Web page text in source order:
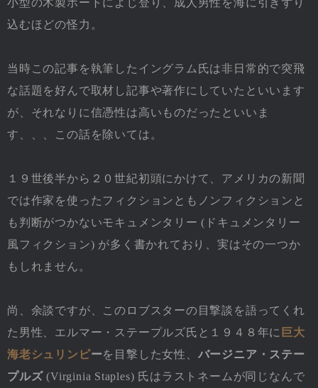
小型の木製ボートによじ登り、成人男性を海に引きずり
込むほどの怪力。
当時この記事を執筆したイングラム氏は非日常的で突飛
な話題を好んで取材し記事や著作にしていたといいます
が、それなりに信憑性は高いものだったといいま
す、、、この話を除いては。
１９世後半から２０世紀初頭にかけて、アメリカの新聞
では作家を使ったフィクションともノンフィクションと
も判断がつかないモキュメンタリー (ドキュメンタリー
風フィクション) が多く書かれており、実はその一つか
もしれません。
尚、余談ですが、このロブスターの目撃談を語ってくれ
た男性、エルマー・ステープルズ氏と１９４８年に 巨大
海老シュリンピーを目撃した女性、 バージニア・ステー
プルズ(Virginia Staples) 氏はラストネームが同じなんで